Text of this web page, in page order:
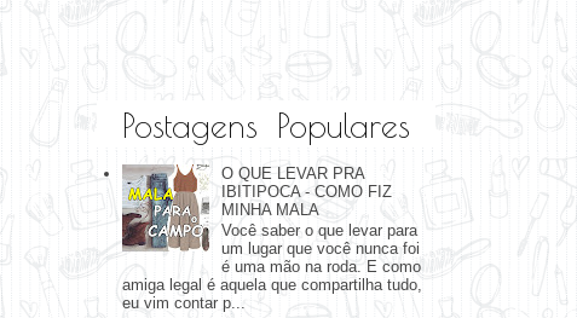
Postagens Populares
O QUE LEVAR PRA
IBITIPOCA - COMO FIZ
MINHA MALA
Você saber o que levar para
um lugar que você nunca foi
é uma mão na roda. E como
amiga legal é aquela que compartilha tudo,
eu vim contar p...